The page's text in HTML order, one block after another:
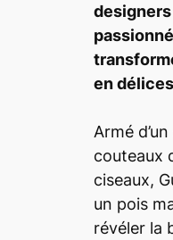
en
Armé
couteaux
ciseaux,
un pois
révéler la